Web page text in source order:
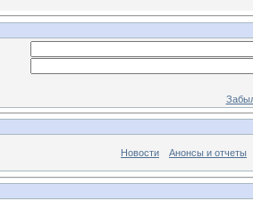
Новости Анонсы и отчеты